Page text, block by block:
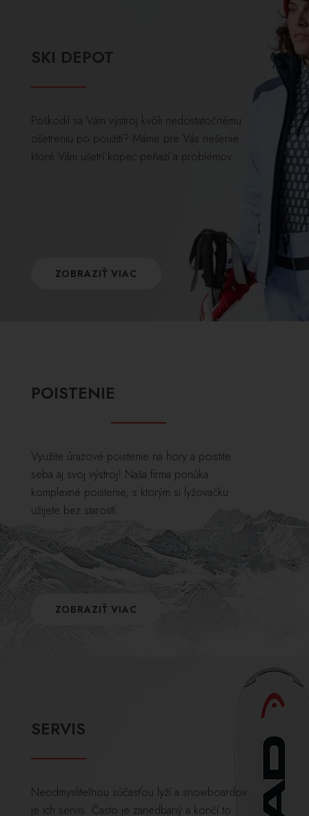
SKI DEPOT
Poškodil sa Vám výstroj kvôli nedostatočnému
ošetreniu po použití? Máme pre Vás riešenie
ktoré Vám ušetrí kopec peňazí a problémov.
ZOBRAZIŤ VIAC
POISTENIE
Využite úrazové poistenie na hory a poistite
seba aj svoj výstroj! Naša firma ponúka
komplexné poistenie, s ktorým si lyžovačku
užijete bez starostí.
ZOBRAZIŤ VIAC
SERVIS
Neodmysliteľnou súčasťou lyží a snowboardov
je ich servis. Často je zanedbaný a končí to